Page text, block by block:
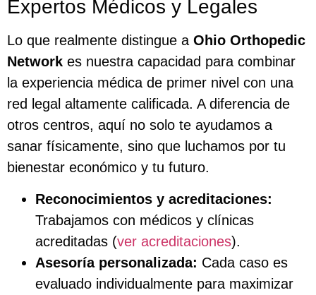
Expertos Médicos y Legales
Lo que realmente distingue a Ohio Orthopedic
Network es nuestra capacidad para combinar
la experiencia médica de primer nivel con una
red legal altamente calificada. A diferencia de
otros centros, aquí no solo te ayudamos a
sanar físicamente, sino que luchamos por tu
bienestar económico y tu futuro.
Reconocimientos y acreditaciones:
Trabajamos con médicos y clínicas
acreditadas (ver acreditaciones).
Asesoría personalizada: Cada caso es
evaluado individualmente para maximizar